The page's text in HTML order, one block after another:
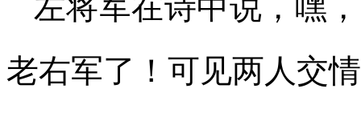
左将军在诗中说，嘿
老右军了！可见两人交